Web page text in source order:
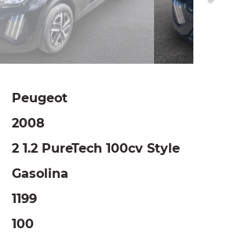
Peugeot
2008
2 1.2 PureTech 100cv Style
Gasolina
1199
100